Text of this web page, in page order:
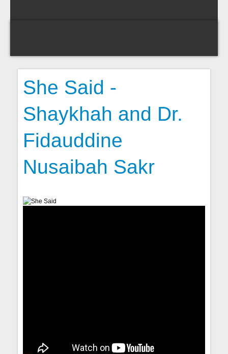
She Said -
Shaykhah and Dr.
Fidauddine
Nusaibah Sakr